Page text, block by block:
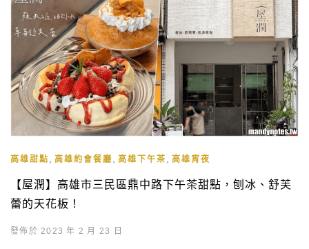
高雄甜點 高雄約會餐廳 高雄下午茶 高雄宵夜
【屋潤】高雄市三民區鼎中路下午茶甜點，刨冰、舒芙
蕾的天花板！
發佈於 2023 年 2 月 23 日